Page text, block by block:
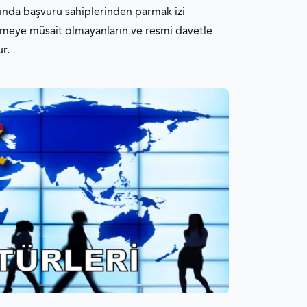
başvuru sahiplerinden parmak izi
müsait olmayanların ve resmi davetle